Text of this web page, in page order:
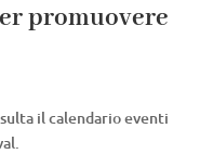
promuovere
il calendario eventi